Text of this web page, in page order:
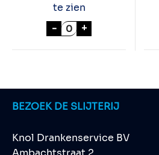
te zien
- OTHMAR
+
BEZOEK DE SLIJTERIJ
Knol Drankenservice BV